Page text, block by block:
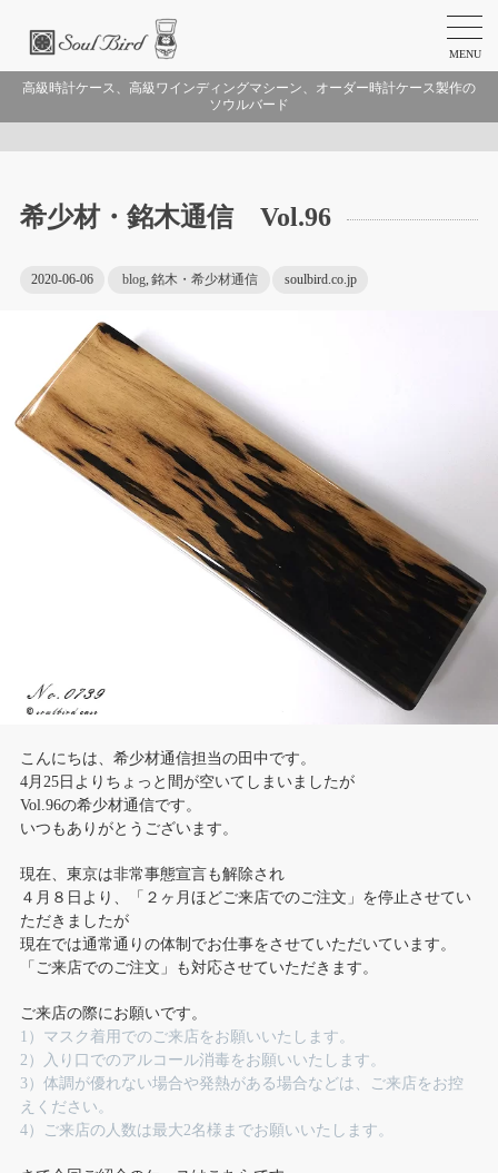
MENU
高級時計ケース、高級ワインディングマシーン、オーダー時計ケース製作の
ソウルバード
希少材・銘木通信 Vol.96
2020-06-06 blog, 銘木・希少材通信 soulbird.co.jp
こんにちは、希少材通信担当の田中です。
4月25日よりちょっと間が空いてしまいましたが
Vol.96の希少材通信です。
いつもありがとうございます。
現在、東京は非常事態宣言も解除され
４月８日より、「２ヶ月ほどご来店でのご注文」を停止させてい
ただきましたが
現在では通常通りの体制でお仕事をさせていただいています。
「ご来店でのご注文」も対応させていただきます。
ご来店の際にお願いです。
1）マスク着用でのご来店をお願いいたします。
2）入り口でのアルコール消毒をお願いいたします。
3）体調が優れない場合や発熱がある場合などは、ご来店をお控
えください。
4）ご来店の人数は最大2名様までお願いいたします。